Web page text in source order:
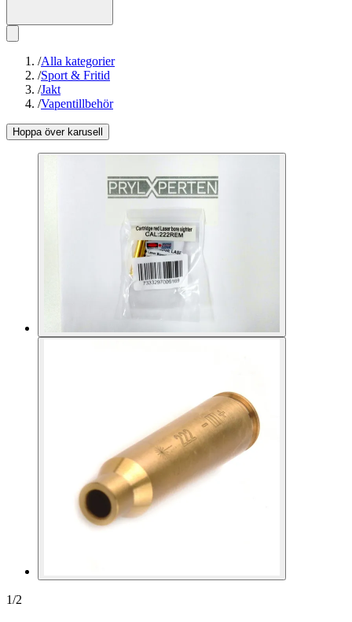
/Alla kategorier
/Sport & Fritid
/Jakt
/Vapentillbehör
Hoppa över karusell
1/2